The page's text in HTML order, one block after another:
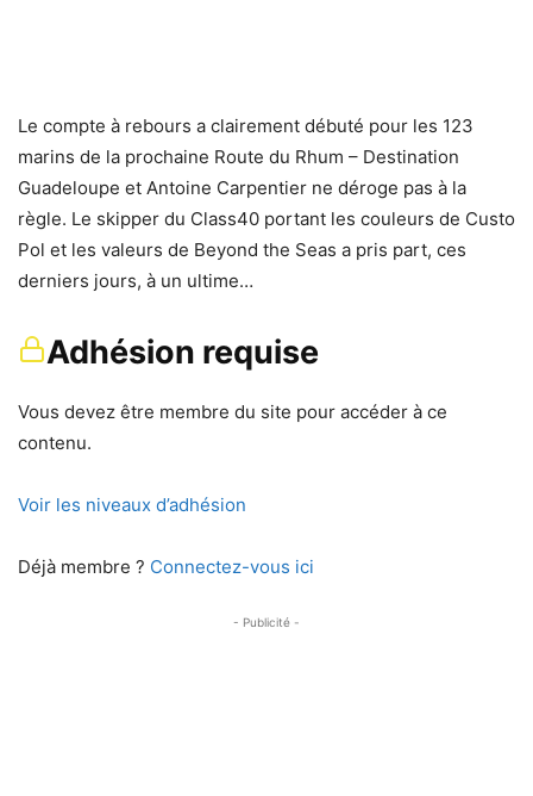
Le compte à rebours a clairement débuté pour les 123
marins de la prochaine Route du Rhum – Destination
Guadeloupe et Antoine Carpentier ne déroge pas à la
règle. Le skipper du Class40 portant les couleurs de Custo
Pol et les valeurs de Beyond the Seas a pris part, ces
derniers jours, à un ultime…
Adhésion requise
Vous devez être membre du site pour accéder à ce
contenu.
Voir les niveaux d’adhésion
Déjà membre ? Connectez-vous ici
- Publicité -